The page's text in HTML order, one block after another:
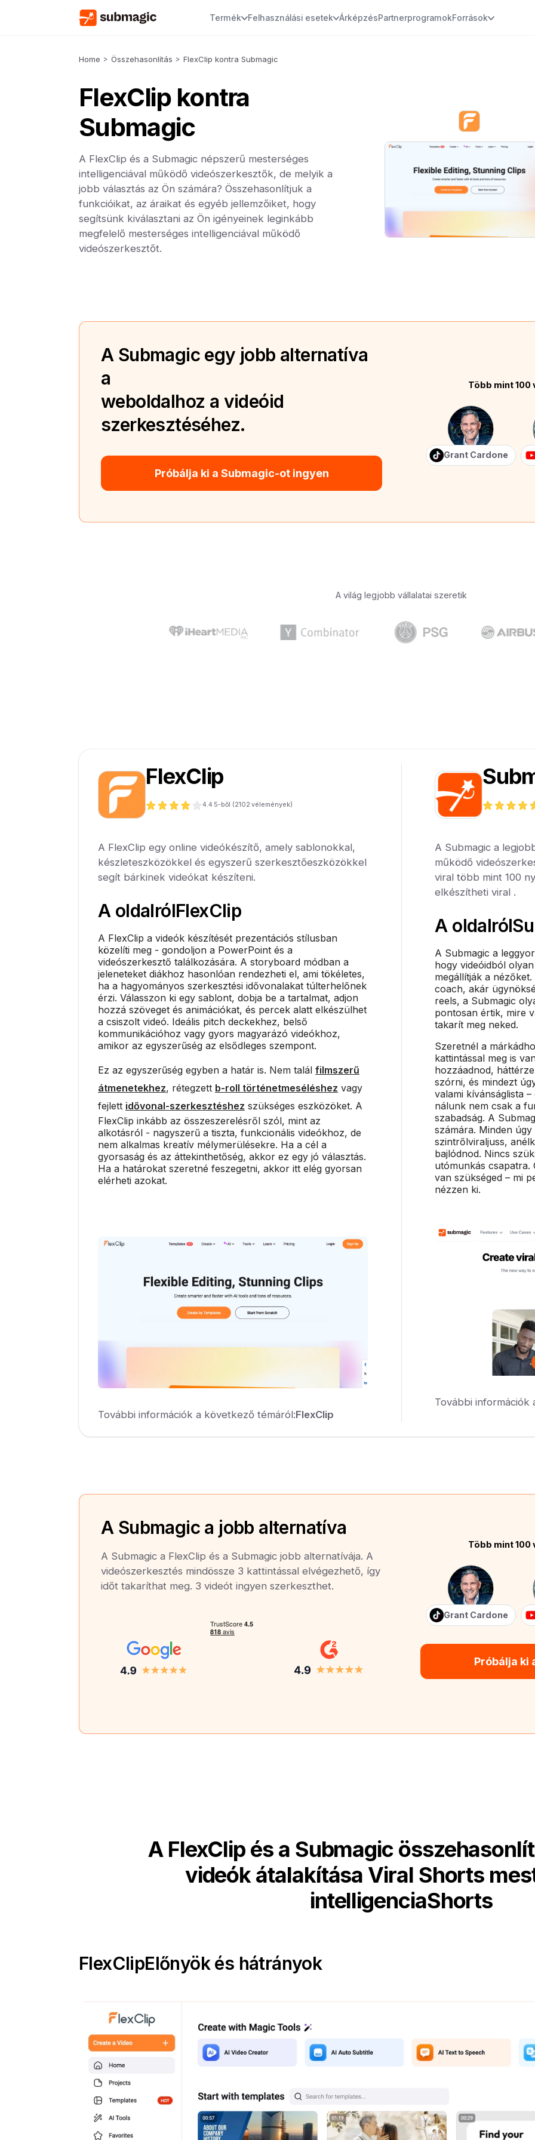
Termék Felhasználási esetek ÁrképzésPartnerprogramokForrások
Home > Összehasonlítás > FlexClip kontra Submagic
FlexClip kontra
Submagic
A FlexClip és a Submagic népszerű mesterséges
intelligenciával működő videószerkesztők, de melyik a
jobb választás az Ön számára? Összehasonlítjuk a
funkcióikat, az áraikat és egyéb jellemzőiket, hogy
segítsünk kiválasztani az Ön igényeinek leginkább
megfelelő mesterséges intelligenciával működő
videószerkesztőt.
A Submagic egy jobb alternatíva
a
weboldalhoz a videóid
szerkesztéséhez.
Próbálja ki a Submagic-ot ingyen
Több mint 100
Grant Cardone
A világ legjobb vállalatai szeretik
FlexClip
4.4 5-ből (2102 vélemények)
A FlexClip egy online videókészítő, amely sablonokkal,
készleteszközökkel és egyszerű szerkesztőeszközökkel
segít bárkinek videókat készíteni.
A oldalrólFlexClip
A FlexClip a videók készítését prezentációs stílusban
közelíti meg - gondoljon a PowerPoint és a
videószerkesztő találkozására. A storyboard módban a
jeleneteket diákhoz hasonlóan rendezheti el, ami tökéletes,
ha a hagyományos szerkesztési idővonalakat túlterhelőnek
érzi. Válasszon ki egy sablont, dobja be a tartalmat, adjon
hozzá szöveget és animációkat, és percek alatt elkészülhet
a csiszolt videó. Ideális pitch deckekhez, belső
kommunikációhoz vagy gyors magyarázó videókhoz,
amikor az egyszerűség az elsődleges szempont.
Ez az egyszerűség egyben a határ is. Nem talál filmszerű
átmenetekhez, rétegzett b-roll történetmeséléshez vagy
fejlett idővonal-szerkesztéshez szükséges eszközöket. A
FlexClip inkább az összeszerelésről szól, mint az
alkotásról - nagyszerű a tiszta, funkcionális videókhoz, de
nem alkalmas kreatív mélymerülésekre. Ha a cél a
gyorsaság és az áttekinthetőség, akkor ez egy jó választás.
Ha a határokat szeretné feszegetni, akkor itt elég gyorsan
elérheti azokat.
További információk a következő témáról:FlexClip
A Submagic a
működő
viral több mint 100
elkészítheti viral .
A oldalról
A Submagic a
hogy videóidból
megállítják a
coach, akár
reels, a Submagic
pontosan értik, mire
takarít meg neked.
Szeretnél a
kattintással meg is
hozzáadnod,
szórni, és mindezt
valami kívánságlista
nálunk nem csak a
szabadság. A
számára. Minden
szintrőlviraljuss,
bajlódnod. Nincs
utómunkás csapatra.
van szükséged – mi
nézzen ki.
További
A Submagic a jobb alternatíva
A Submagic a FlexClip és a Submagic jobb alternatívája. A
videószerkesztés mindössze 3 kattintással elvégezhető, így
időt takaríthat meg. 3 videót ingyen szerkeszthet.
Több mint 100
Grant Cardone
Próbálja ki
A FlexClip és a Submagic
videók átalakítása Viral Shorts
intelligenciaShorts
FlexClipElőnyök és hátrányok